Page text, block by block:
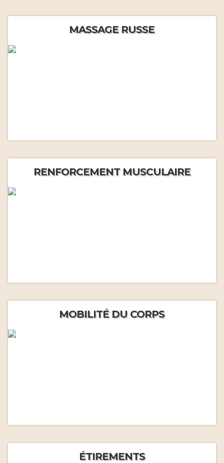
MASSAGE RUSSE
RENFORCEMENT MUSCULAIRE
MOBILITÉ DU CORPS
ÉTIREMENTS